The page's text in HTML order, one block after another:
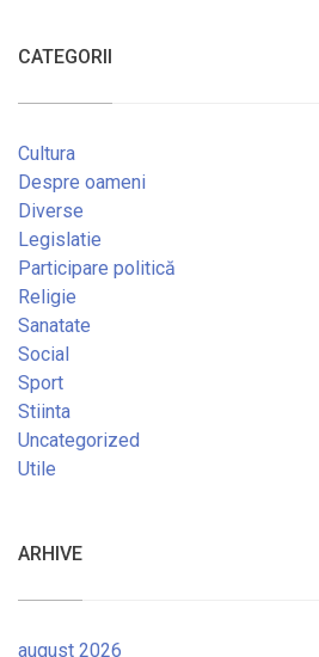
CATEGORII
Cultura
Despre oameni
Diverse
Legislatie
Participare politică
Religie
Sanatate
Social
Sport
Stiinta
Uncategorized
Utile
ARHIVE
august 2026